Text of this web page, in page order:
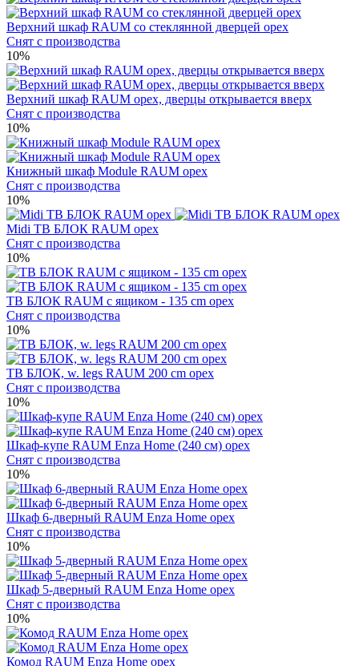
Верхний шкаф RAUM со стеклянной дверцей орех
Снят с производства
10%
Верхний шкаф RAUM орех, дверцы открывается вверх
Снят с производства
10%
Книжный шкаф Module RAUM орех
Снят с производства
10%
Midi ТВ БЛОК RAUM орех
Снят с производства
10%
ТВ БЛОК RAUM с ящиком - 135 cm орех
Снят с производства
10%
ТВ БЛОК, w. legs RAUM 200 cm орех
Снят с производства
10%
Шкаф-купе RAUM Enza Home (240 см) орех
Снят с производства
10%
Шкаф 6-дверный RAUM Enza Home орех
Снят с производства
10%
Шкаф 5-дверный RAUM Enza Home орех
Снят с производства
10%
Комод RAUM Enza Home орех